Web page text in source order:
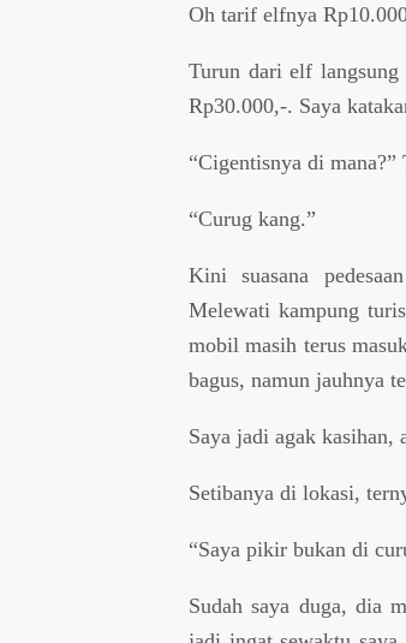
Oh tarif elfnya
Turun dari elf
Rp30.000,-. Saya
“Cigentisnya di mana?”
“Curug kang.”
Kini suasana
Melewati kampung
mobil masih terus
bagus, namun jauhnya
Saya jadi agak
Setibanya di lokasi,
“Saya pikir bukan di
Sudah saya duga, dia